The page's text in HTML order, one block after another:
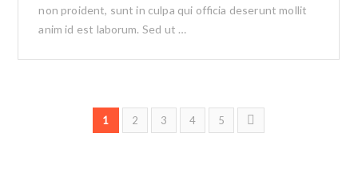
non proident, sunt in culpa qui officia deserunt mollit
anim id est laborum. Sed ut …
1 2 3 4 5